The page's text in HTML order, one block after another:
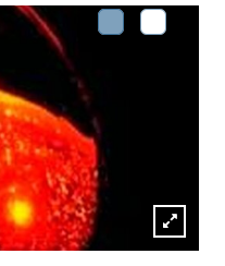
Lightbox